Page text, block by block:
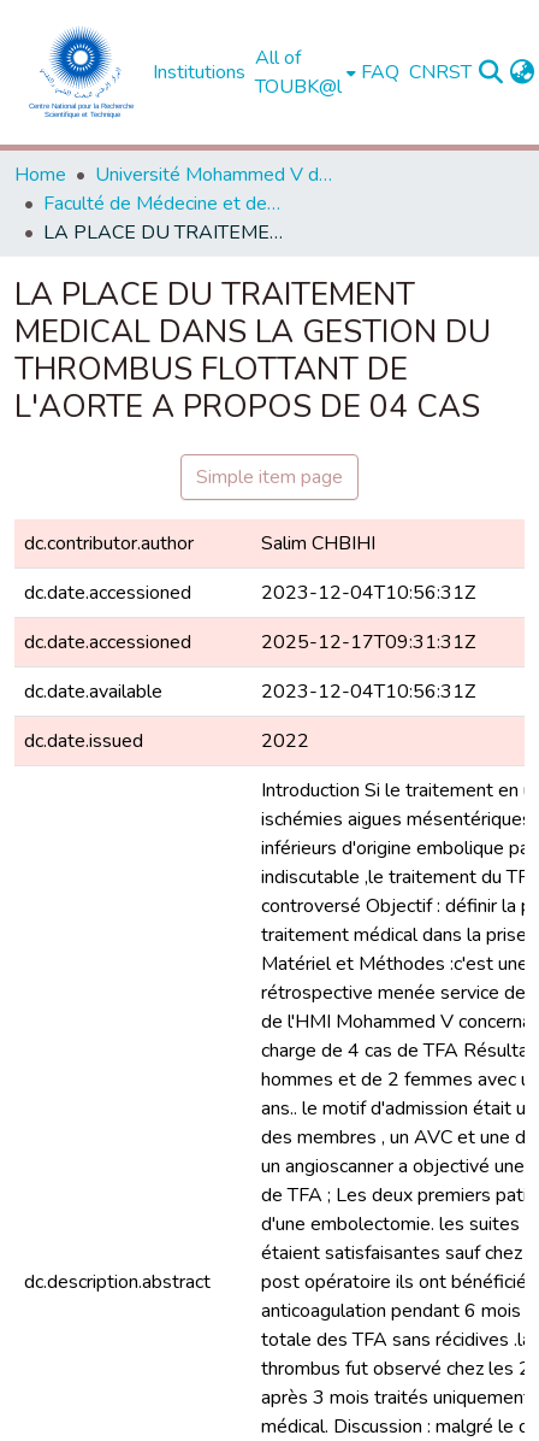
Institutions
All of
TOUBK@l
FAQ CNRST
Home
Université Mohammed V de Rabat
Faculté de Médecine et de Pharmacie - Rabat
LA PLACE DU TRAITEMENT MEDICAL DANS LA GESTION DU THROMBUS FLOTTANT DE L'AORTE A PROPOS DE 04 CAS
LA PLACE DU TRAITEMENT
MEDICAL DANS LA GESTION DU
THROMBUS FLOTTANT DE
L'AORTE A PROPOS DE 04 CAS
Simple item page
dc.contributor.author
Salim CHBIHI
dc.date.accessioned
2023-12-04T10:56:31Z
dc.date.accessioned
2025-12-17T09:31:31Z
dc.date.available
2023-12-04T10:56:31Z
dc.date.issued
2022
dc.description.abstract
Introduction Si le traitement en
ischémies aigues
inférieurs d'origine embolique
indiscutable ,le traitement du
controversé Objectif : définir la
traitement médical dans la prise
Matériel et Méthodes :c'est une
rétrospective menée service de
de l'HMI Mohammed V
charge de 4 cas de TFA
hommes et de 2 femmes avec
ans.. le motif d'admission était
des membres , un AVC et une
un angioscanner a objectivé une
de TFA ; Les deux premiers
d'une embolectomie. les suites
étaient satisfaisantes sauf chez
post opératoire ils ont bénéficié
anticoagulation pendant 6 mois
totale des TFA sans récidives .la
thrombus fut observé chez les 2
après 3 mois traités uniquement
médical. Discussion : malgré le